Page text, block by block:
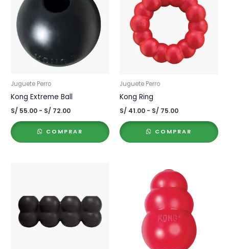
Juguete Perro
Kong Extreme Ball
S/ 55.00 - S/ 72.00Rango
desde
S/ 55.00
COMPRAR
Juguete Perro
Kong Ring
S/ 41.00 - S/ 75.00Rango
desde
S/ 41.00
COMPRAR